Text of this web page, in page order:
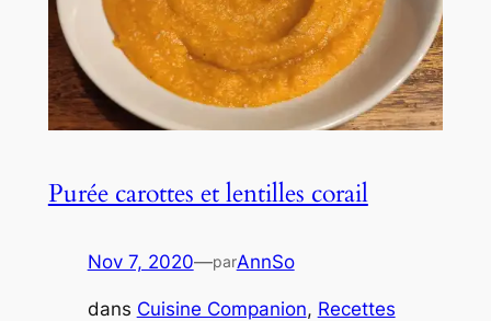
Purée carottes et lentilles corail
Nov 7, 2020—parAnnSo
dans Cuisine Companion, Recettes